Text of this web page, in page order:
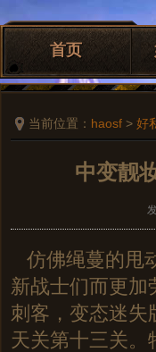
首页
当前位置： haosf > 好
中变靓
仿佛绳蔓的甩
新战士们而更加
刺客，变态迷失
天关第十三关。